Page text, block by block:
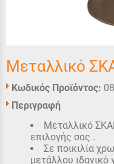
Μεταλλικό
Κωδικός Προϊόντος:
Περιγραφή
Μεταλλικό
επιλογής σας .
Σε ποικιλία
μετάλλου ιδανικό